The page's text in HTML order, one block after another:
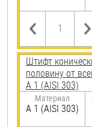
Штифт
половину от
А 1 (AISI 303)
Материал
А 1 (AISI 303)